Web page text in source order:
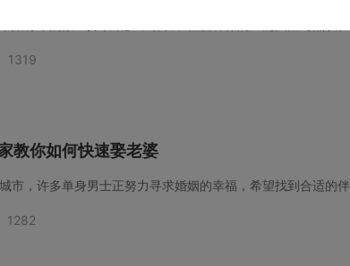
1319
教你如何快速娶老婆
1282